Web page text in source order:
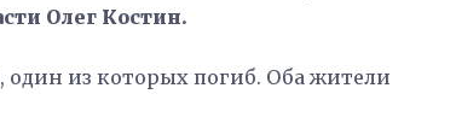
Олег Костин.
один из которых погиб. Оба жители